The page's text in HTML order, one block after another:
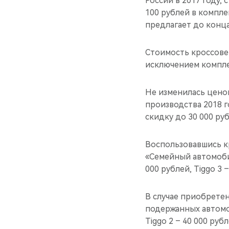
100 рублей в
предлагает до
Стоимость
исключением
Не изменилась
производства
скидку до 30 000
Воспользовавшись
«Семейный
000 рублей, Tiggo 3
В случае
подержанных
Tiggo 2 – 40 000